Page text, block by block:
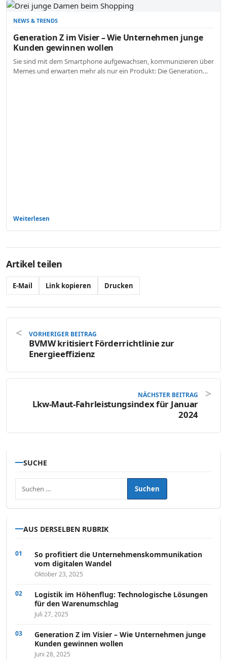
NEWS & TRENDS
Generation Z im Visier – Wie Unternehmen junge
Kunden gewinnen wollen
Sie sind mit dem Smartphone aufgewachsen, kommunizieren über
Memes und erwarten mehr als nur ein Produkt: Die Generation…
Weiterlesen
Artikel teilen
E-Mail Link kopieren Drucken
VORHERIGER BEITRAG
BVMW kritisiert Förderrichtlinie zur
Energieeffizienz
NÄCHSTER BEITRAG
Lkw-Maut-Fahrleistungsindex für Januar
2024
SUCHE
AUS DERSELBEN RUBRIK
So profitiert die Unternehmenskommunikation
vom digitalen Wandel
Oktober 23, 2025
Logistik im Höhenflug: Technologische Lösungen
für den Warenumschlag
Juli 27, 2025
Generation Z im Visier – Wie Unternehmen junge
Kunden gewinnen wollen
Juni 28, 2025